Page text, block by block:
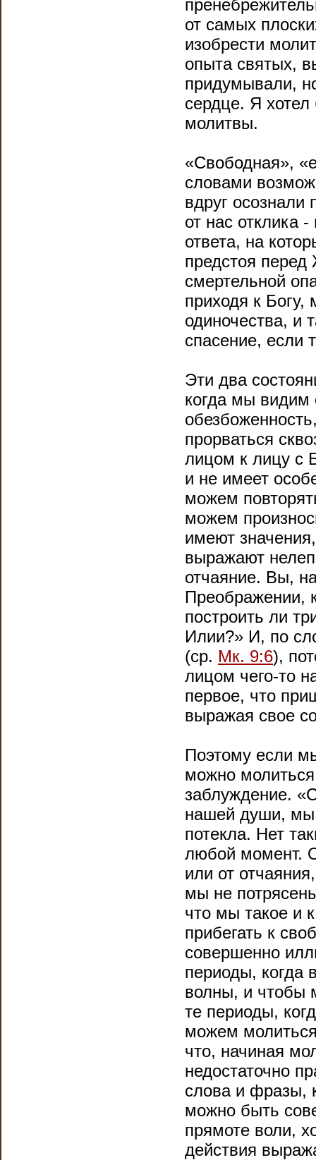
от самых
изобрести
опыта святых,
придумывали,
сердце. Я хотел
молитвы.
«Свободная»,
словами
вдруг осознали
от нас отклика
ответа, на
предстоя
смертельной
приходя к Богу,
одиночества, и
спасение, если
Эти два
когда мы видим
прорваться
лицом к лицу с
и не имеет
можем
можем
имеют
выражают
отчаяние. Вы,
Преображении,
построить ли
Илии?» И, по
(ср. Мк. 9:6),
лицом чего-то
первое, что
выражая свое
Поэтому если
можно
заблуждение.
нашей души, мы
потекла. Нет
любой момент.
или от
мы не
что мы такое и
прибегать к
совершенно
периоды, когда
волны, и чтобы
те периоды,
можем
что, начиная
недостаточно
слова и фразы,
можно быть
прямоте воли,
действия